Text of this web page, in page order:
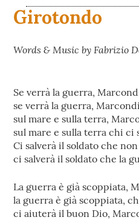
Girotondo
Words & Music by Fabrizio
Se verrà la guerra,
se verrà la guerra,
sul mare e sulla terra,
sul mare e sulla terra chi ci
Ci salverà il soldato che
ci salverà il soldato che la
La guerra è già scoppiata,
la guerra è già scoppiata,
ci aiuterà il buon Dio,